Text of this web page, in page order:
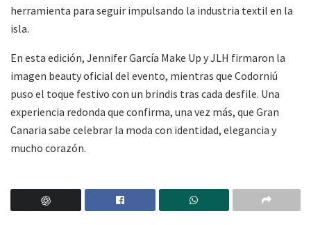
herramienta para seguir impulsando la industria textil en la
isla.
En esta edición, Jennifer García Make Up y JLH firmaron la
imagen beauty oficial del evento, mientras que Codorniú
puso el toque festivo con un brindis tras cada desfile. Una
experiencia redonda que confirma, una vez más, que Gran
Canaria sabe celebrar la moda con identidad, elegancia y
mucho corazón.